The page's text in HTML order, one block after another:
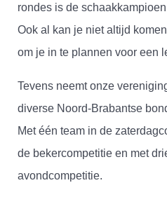
rondes is de
Ook al kan je niet altijd
om je in te plannen voor een
Tevens neemt onze
diverse Noord-Brabantse
Met één team in de
de bekercompetitie en met
avondcompetitie.